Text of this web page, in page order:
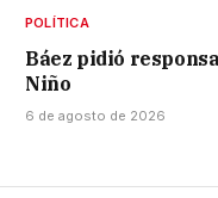
POLÍTICA
Báez pidió
Niño
6 de agosto de 2026